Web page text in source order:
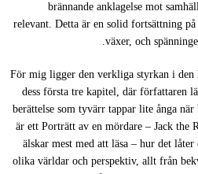
brännande anklagelse mot
relevant. Detta är en solid fortsättning
växer, och
För mig ligger den verkliga styrkan i den
dess första tre kapitel, där författaren
berättelse som tyvärr tappar lite ånga
är ett Porträtt av en mördare – Jack the
älskar mest med att läsa – hur det
olika världar och perspektiv, allt från